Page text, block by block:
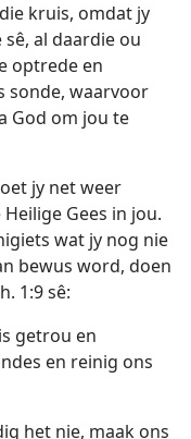
kruis, omdat jy
al daardie ou
optrede en
sonde, waarvoor
God om jou te
jy net weer
Gees in jou.
wat jy nog nie
bewus word, doen
1:9 sê:
getrou en
en reinig ons
het nie, maak ons